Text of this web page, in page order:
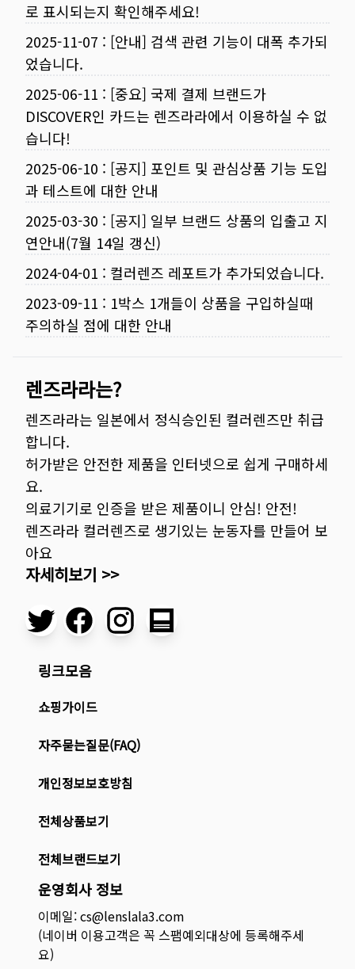
로 표시되는지 확인해주세요!
2025-11-07 : [안내] 검색 관련 기능이 대폭 추가되
었습니다.
2025-06-11 : [중요] 국제 결제 브랜드가
DISCOVER인 카드는 렌즈라라에서 이용하실 수 없
습니다!
2025-06-10 : [공지] 포인트 및 관심상품 기능 도입
과 테스트에 대한 안내
2025-03-30 : [공지] 일부 브랜드 상품의 입출고 지
연안내(7월 14일 갱신)
2024-04-01 : 컬러렌즈 레포트가 추가되었습니다.
2023-09-11 : 1박스 1개들이 상품을 구입하실때
주의하실 점에 대한 안내
렌즈라라는?
렌즈라라는 일본에서 정식승인된 컬러렌즈만 취급
합니다.
허가받은 안전한 제품을 인터넷으로 쉽게 구매하세
요.
의료기기로 인증을 받은 제품이니 안심! 안전!
렌즈라라 컬러렌즈로 생기있는 눈동자를 만들어 보
아요
자세히보기 >>
링크모음
쇼핑가이드
자주묻는질문(FAQ)
개인정보보호방침
전체상품보기
전체브랜드보기
운영회사 정보
이메일: cs@lenslala3.com
(네이버 이용고객은 꼭 스팸예외대상에 등록해주세
요)